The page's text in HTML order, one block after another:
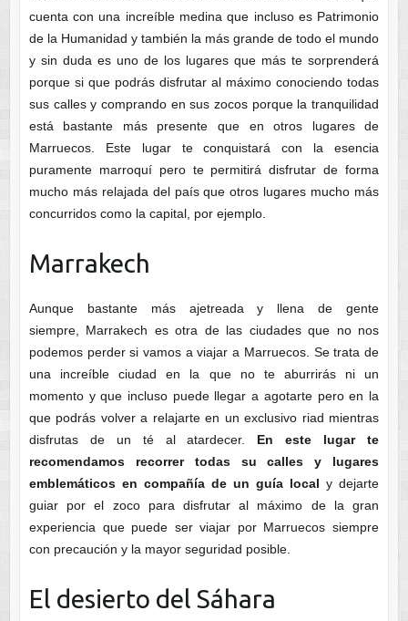
cuenta con una increíble medina que incluso es Patrimonio
de la Humanidad y también la más grande de todo el mundo
y sin duda es uno de los lugares que más te sorprenderá
porque si que podrás disfrutar al máximo conociendo todas
sus calles y comprando en sus zocos porque la tranquilidad
está bastante más presente que en otros lugares de
Marruecos. Este lugar te conquistará con la esencia
puramente marroquí pero te permitirá disfrutar de forma
mucho más relajada del país que otros lugares mucho más
concurridos como la capital, por ejemplo.
Marrakech
Aunque bastante más ajetreada y llena de gente
siempre, Marrakech es otra de las ciudades que no nos
podemos perder si vamos a viajar a Marruecos. Se trata de
una increíble ciudad en la que no te aburrirás ni un
momento y que incluso puede llegar a agotarte pero en la
que podrás volver a relajarte en un exclusivo riad mientras
disfrutas de un té al atardecer. En este lugar te
recomendamos recorrer todas su calles y lugares
emblemáticos en compañía de un guía local y dejarte
guiar por el zoco para disfrutar al máximo de la gran
experiencia que puede ser viajar por Marruecos siempre
con precaución y la mayor seguridad posible.
El desierto del Sáhara